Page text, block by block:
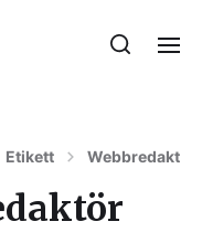
Etikett Webbredaktör